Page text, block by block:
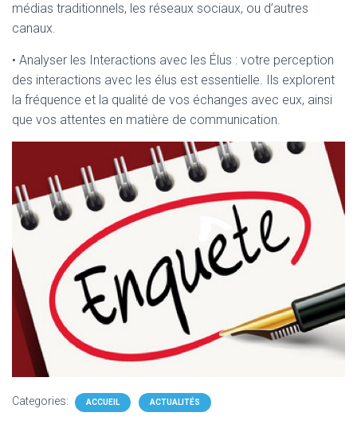
médias traditionnels, les réseaux sociaux, ou d’autres
canaux.
• Analyser les Interactions avec les Élus : votre perception
des interactions avec les élus est essentielle. Ils explorent
la fréquence et la qualité de vos échanges avec eux, ainsi
que vos attentes en matière de communication.
Categories: ACCUEIL ACTUALITÉS